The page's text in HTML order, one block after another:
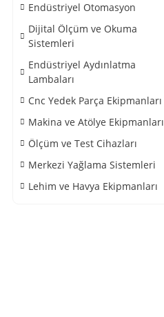
Endüstriyel Otomasyon
Dijital Ölçüm ve Okuma
Sistemleri
Endüstriyel Aydınlatma
Lambaları
Cnc Yedek Parça Ekipmanları
Makina ve Atölye Ekipmanları
Ölçüm ve Test Cihazları
Merkezi Yağlama Sistemleri
Lehim ve Havya Ekipmanları